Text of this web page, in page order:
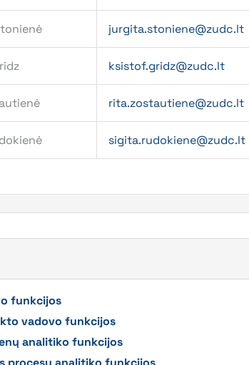
jurgita.stoniene@zudc.lt
ksistof.gridz@zudc.lt
rita.zostautiene@zudc.lt
sigita.rudokiene@zudc.lt
funkcijos
vadovo funkcijos
analitiko funkcijos